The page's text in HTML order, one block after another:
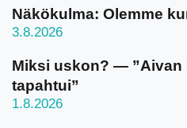
Näkökulma: Olemme
3.8.2026
Miksi uskon? — ”Aivan
tapahtui”
1.8.2026